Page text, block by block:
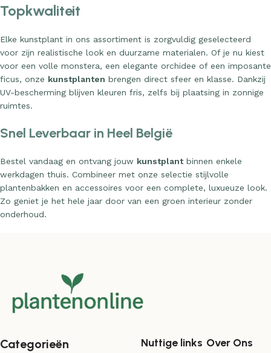
Topkwaliteit
Elke kunstplant in ons assortiment is zorgvuldig geselecteerd
voor zijn realistische look en duurzame materialen. Of je nu kiest
voor een volle monstera, een elegante orchidee of een imposante
ficus, onze kunstplanten brengen direct sfeer en klasse. Dankzij
UV-bescherming blijven kleuren fris, zelfs bij plaatsing in zonnige
ruimtes.
Snel Leverbaar in Heel België
Bestel vandaag en ontvang jouw kunstplantbinnen enkele
werkdagen thuis. Combineer met onze selectie stijlvolle
plantenbakken en accessoires voor een complete, luxueuze look.
Zo geniet je het hele jaar door van een groen interieur zonder
onderhoud.
Categorieën Nuttige links Over Ons